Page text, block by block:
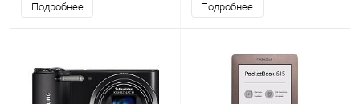
Подробнее Подробнее